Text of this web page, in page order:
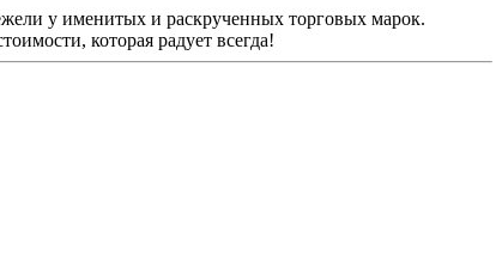
у именитых и раскрученных торговых марок.
которая радует всегда!